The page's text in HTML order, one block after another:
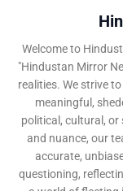
Welcome to
"Hindustan Mirror
realities. We strive
meaningful,
political, cultural,
and nuance, our
accurate,
questioning,